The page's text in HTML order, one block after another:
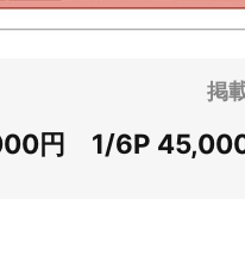
掲
円 1/6P